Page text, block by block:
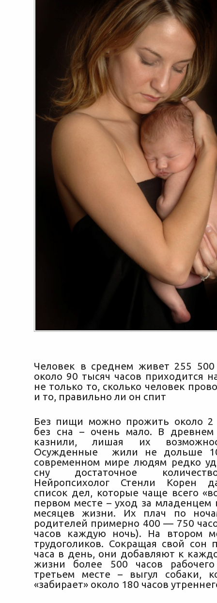
Человек в среднем живет 255 500
около 90 тысяч часов приходится
не только то, сколько человек
и то, правильно ли он спит
Без пищи можно прожить около 2
без сна – очень мало. В
казнили, лишая их
Осужденные жили не дольше
современном мире людям редко
сну достаточное
Нейропсихолог Стенли Корен
список дел, которые чаще всего
первом месте – уход за младенцем
месяцев жизни. Их плач по
родителей примерно 400 — 750
часов каждую ночь). На втором
трудоголиков. Сокращая свой сон
часа в день, они добавляют к
жизни более 500 часов
третьем месте – выгул собаки,
«забирает» около 180 часов